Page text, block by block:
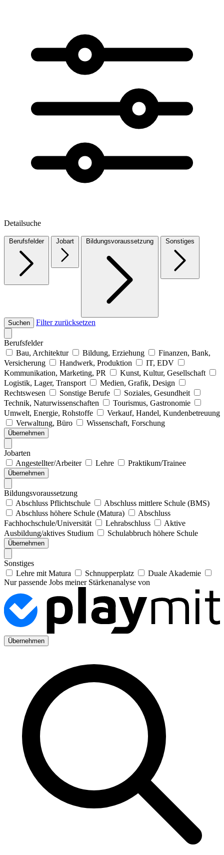
Detailsuche
Berufsfelder Jobart Bildungsvoraussetzung Sonstiges
Suchen Filter zurücksetzen
Berufsfelder
Bau, Architektur
Bildung, Erziehung
Finanzen, Bank,
Versicherung
Handwerk, Produktion
IT, EDV
Kommunikation, Marketing, PR
Kunst, Kultur, Gesellschaft
Logistik, Lager, Transport
Medien, Grafik, Design
Rechtswesen
Sonstige Berufe
Soziales, Gesundheit
Technik, Naturwissenschaften
Tourismus, Gastronomie
Umwelt, Energie, Rohstoffe
Verkauf, Handel, Kundenbetreuung
Verwaltung, Büro
Wissenschaft, Forschung
Übernehmen
Jobarten
Angestellter/Arbeiter
Lehre Praktikum/Trainee
Übernehmen
Bildungsvoraussetzung
Abschluss Pflichtschule
Abschluss mittlere Schule (BMS)
Abschluss höhere Schule (Matura)
Abschluss
Fachhochschule/Universität
Lehrabschluss
Aktive
Ausbildung/aktives Studium
Schulabbruch höhere Schule
Übernehmen
Sonstiges
Lehre mit Matura
Schnupperplatz
Duale Akademie
Nur passende Jobs meiner Stärkenanalyse von
Übernehmen